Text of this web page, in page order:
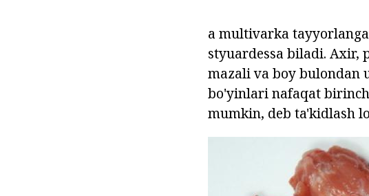
a multivarka
styuardessa biladi. Axir,
mazali va boy bulondan
bo'yinlari nafaqat
mumkin, deb ta'kidlash